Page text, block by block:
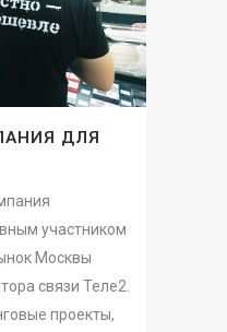
ДЛЯ
участником
Москвы
связи Теле2.
проекты,